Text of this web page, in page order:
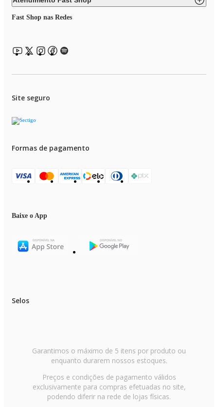
Fast Shop nas Redes
Site seguro
Formas de pagamento
Baixe o App
Selos
Garantimos o máximo de 5 itens por produto ou
enquanto durarem nossos estoques.
Preços e condições de pagamento válidos
exclusivamente para compras efetuadas no site,
podendo diferir na rede de lojas físicas.